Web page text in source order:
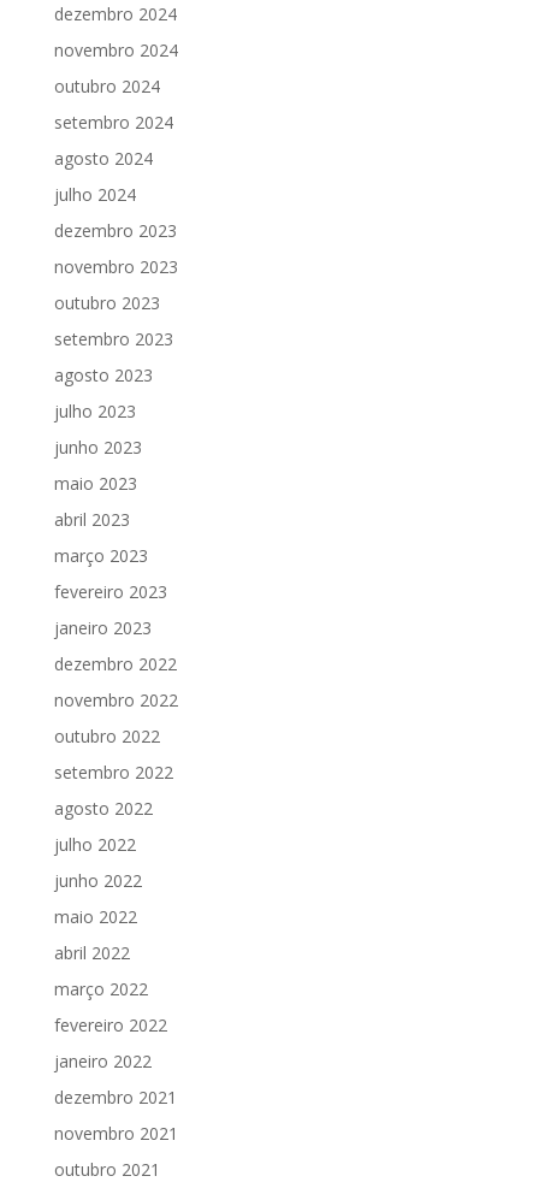
dezembro 2024
novembro 2024
outubro 2024
setembro 2024
agosto 2024
julho 2024
dezembro 2023
novembro 2023
outubro 2023
setembro 2023
agosto 2023
julho 2023
junho 2023
maio 2023
abril 2023
março 2023
fevereiro 2023
janeiro 2023
dezembro 2022
novembro 2022
outubro 2022
setembro 2022
agosto 2022
julho 2022
junho 2022
maio 2022
abril 2022
março 2022
fevereiro 2022
janeiro 2022
dezembro 2021
novembro 2021
outubro 2021